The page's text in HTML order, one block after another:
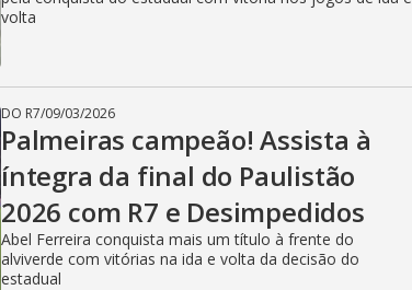
volta
DO R7/09/03/2026
Palmeiras campeão! Assista à
íntegra da final do Paulistão
2026 com R7 e Desimpedidos
Abel Ferreira conquista mais um título à frente do
alviverde com vitórias na ida e volta da decisão do
estadual